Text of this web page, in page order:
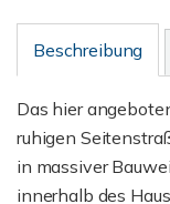
Beschreibung
Das hier
ruhigen
in massiver
innerhalb des